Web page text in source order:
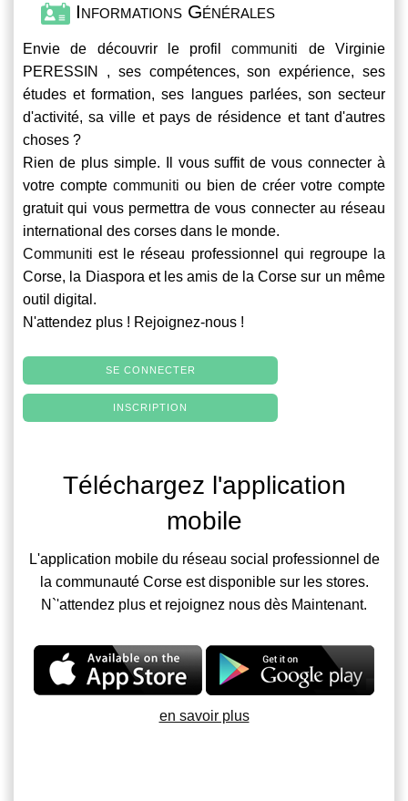
Informations Générales
Envie de découvrir le profilcommuniti de Virginie
PERESSIN , ses compétences, son expérience, ses
études et formation, ses langues parlées, son secteur
d'activité, sa ville et pays de résidence et tant d'autres
choses ?
Rien de plus simple. Il vous suffit de vous connecter à
votre compte communiti ou bien de créer votre compte
gratuit qui vous permettra de vous connecter au réseau
international des corses dans le monde.
Communiti est le réseau professionnel qui regroupe la
Corse, la Diaspora et les amis de la Corse sur un même
outil digital.
N'attendez plus ! Rejoignez-nous !
SE CONNECTER
INSCRIPTION
Téléchargez l'application
mobile
L'application mobile du réseau social professionnel de
la communauté Corse est disponible sur les stores.
N`'attendez plus et rejoignez nous dès Maintenant.
en savoir plus